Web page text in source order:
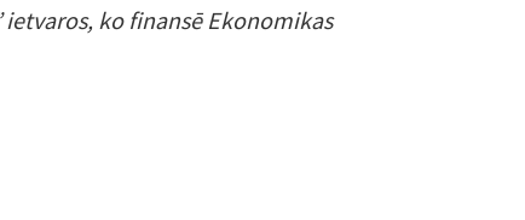
ko finansē Ekonomikas